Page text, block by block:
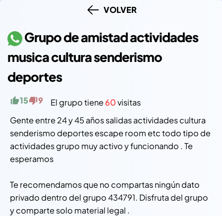
VOLVER
Grupo de amistad actividades
musica cultura senderismo
deportes
15 9 El grupo tiene60visitas
Gente entre 24 y 45 años salidas actividades cultura
senderismo deportes escape room etc todo tipo de
actividades grupo muy activo y funcionando . Te
esperamos
Te recomendamos que no compartas ningún dato
privado dentro del grupo 434791. Disfruta del grupo
y comparte solo material legal .